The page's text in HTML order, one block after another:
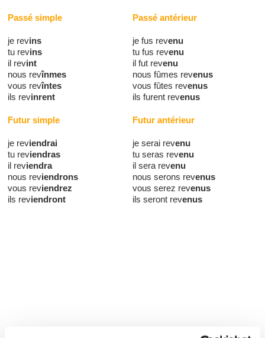
Passé simple
je revins
tu revins
il revint
nous revînmes
vous revîntes
ils revinrent
Passé antérieur
je fus revenu
tu fus revenu
il fut revenu
nous fûmes revenus
vous fûtes revenus
ils furent revenus
Futur simple
je reviendrai
tu reviendras
il reviendra
nous reviendrons
vous reviendrez
ils reviendront
Futur antérieur
je serai revenu
tu seras revenu
il sera revenu
nous serons revenus
vous serez revenus
ils seront revenus